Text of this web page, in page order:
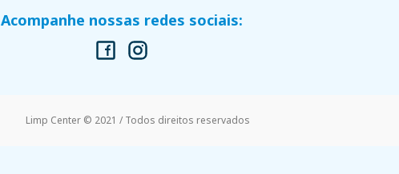
Acompanhe nossas redes sociais:
Limp Center © 2021 / Todos direitos reservados